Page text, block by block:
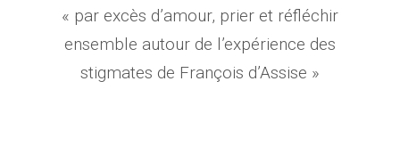
« par excès d’amour, prier et réfléchir
ensemble autour de l’expérience des
stigmates de François d’Assise »